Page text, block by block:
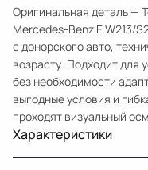
Оригинальная деталь —
Mercedes-Benz E W213/
с донорского авто,
возрасту. Подходит для
без необходимости
выгодные условия и
проходят визуальный
Характеристики